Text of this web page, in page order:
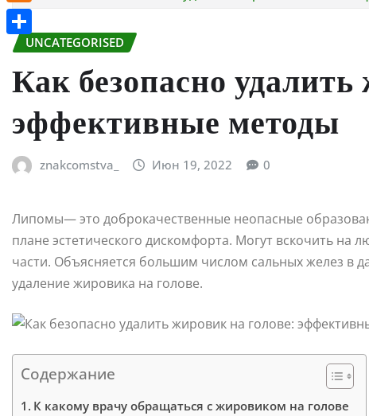
UNCATEGORISED
Как безопасно
эффективные методы
znakcomstva_ Июн 19, 2022 0
Липомы— это доброкачественные неопасные
плане эстетического дискомфорта. Могут вскочить на
части. Объясняется большим числом сальных желез в
удаление жировика на голове.
Содержание
К какому врачу обращаться с жировиком на голове
Odnoklassniki
Отправить